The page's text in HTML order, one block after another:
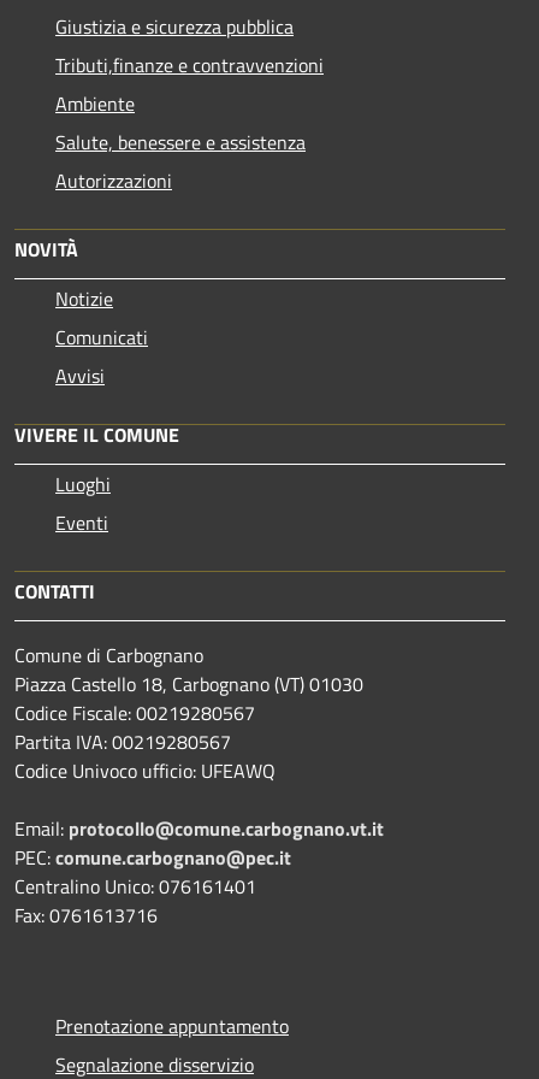
Giustizia e sicurezza pubblica
Tributi,finanze e contravvenzioni
Ambiente
Salute, benessere e assistenza
Autorizzazioni
NOVITÀ
Notizie
Comunicati
Avvisi
VIVERE IL COMUNE
Luoghi
Eventi
CONTATTI
Comune di Carbognano
Piazza Castello 18, Carbognano (VT) 01030
Codice Fiscale: 00219280567
Partita IVA: 00219280567
Codice Univoco ufficio: UFEAWQ
Email: protocollo@comune.carbognano.vt.it
PEC:comune.carbognano@pec.it
Centralino Unico: 076161401
Fax: 0761613716
Prenotazione appuntamento
Segnalazione disservizio